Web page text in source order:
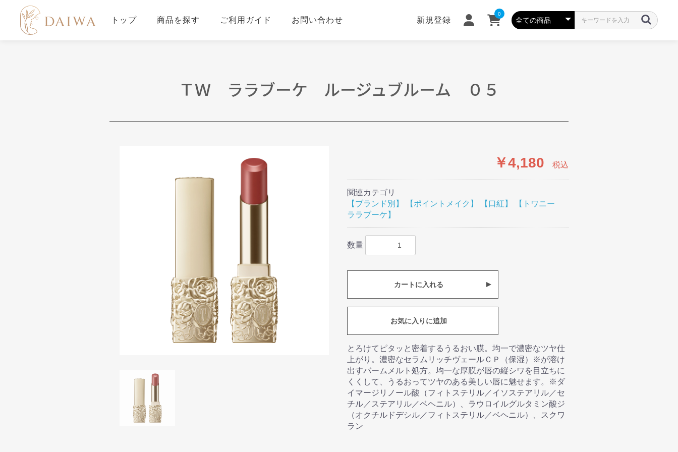
トップ 商品を探す ご利用ガイド お問い合わせ 新規登録
0
ＴＷ ララブーケ ルージュブルーム ０５
￥4,180 税込
関連カテゴリ
【ブランド別】
【ポイントメイク】 【口紅】
【トワニー
ララブーケ】
数量
カートに入れる
お気に入りに追加
とろけてピタッと密着するうるおい膜。均一で濃密なツヤ仕
上がり。濃密なセラムリッチヴェールＣＰ（保湿）※が溶け
出すバームメルト処方。均一な厚膜が唇の縦シワを目立ちに
くくして、うるおってツヤのある美しい唇に魅せます。※ダ
イマージリノール酸（フィトステリル／イソステアリル／セ
チル／ステアリル／ベヘニル）、ラウロイルグルタミン酸ジ
（オクチルドデシル／フィトステリル／ベヘニル）、スクワ
ラン